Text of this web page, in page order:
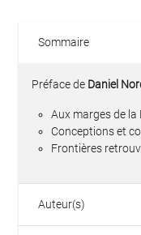
Sommaire
Préface de Daniel
Aux marges de la
Conceptions et
Frontières
Auteur(s)